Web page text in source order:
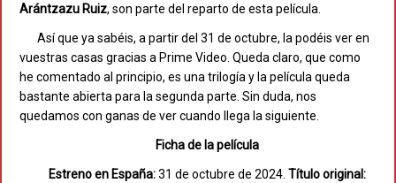
Arántzazu Ruiz, son parte del reparto de esta película.
Así que ya sabéis, a partir del 31 de octubre, la podéis ver en
vuestras casas gracias a Prime Video. Queda claro, que como
he comentado al principio, es una trilogía y la película queda
bastante abierta para la segunda parte. Sin duda, nos
quedamos con ganas de ver cuando llega la siguiente.
Ficha de la película
Estreno en España:31 de octubre de 2024. Título original: